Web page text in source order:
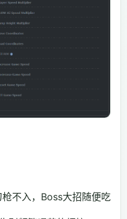
不入，Boss大招随便吃